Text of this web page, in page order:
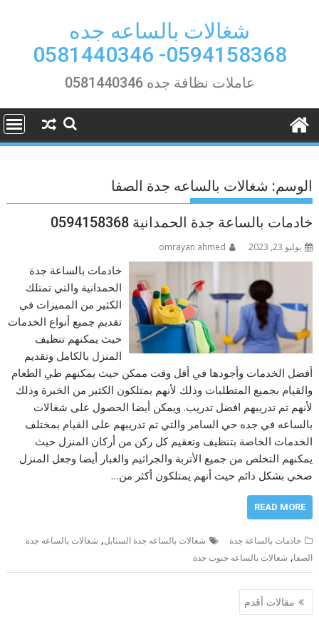
شغالات بالساعه جده
0594158368- 0581440346
عاملات نظافة جده 0581440346
الوسم: شغالات بالساعه جدة الصفا
خادمات بالساعة جدة الحمدانية 0594158368
يوليو 23, 2023 omrayan ahmed
خادمات بالساعة جدة
الحمدانية والتي تمتلك
الكثير من المميزات في
تقديم جميع أنواع الخدمات
حيث يمكنهم تنظيف
المنزل بالكامل وتقديم
أفضل الخدمات وأجودها في أقل وقت ممكن حيث يمكنهم طي الطعام
والقيام بجميع المتطلبات وذلك لأنهم يمتلكون الكثير من الخبرة وذلك
لأنهم تم تدريبهم افضل تدريب. ويمكن أيضا الحصول على شغالات
بالساعه في جده حي السامر والتي تم تدريبهم على القيام بمختلف
الخدمات الخاصة بتنظيف وتعقيم كل ركن من أركان المنزل حيث
يمكنهم التخلص من جميع الأتربة والجراثيم والغبار أيضا وجعل المنزل
صحي بشكل دائم حيث أنهم يمتلكون أكثر من…
READ MORE
خادمات بالساعة جدة شغالات بالساعه جدة السنابل, شغالات بالساعه جدة
الصفا, شغالات بالساعه جنوب جدة
تصفّح
المقالات
مقالات أقدم